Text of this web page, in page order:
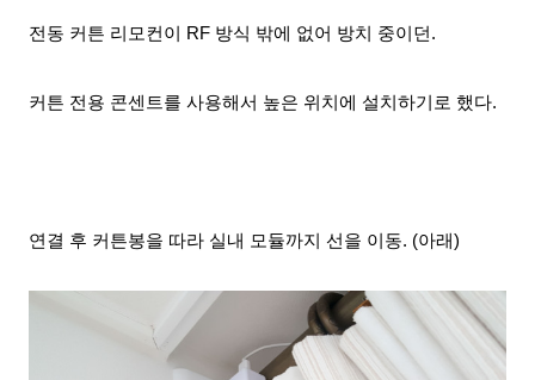
전동 커튼 리모컨이 RF 방식 밖에 없어 방치 중이던.
커튼 전용 콘센트를 사용해서 높은 위치에 설치하기로 했다.
연결 후 커튼봉을 따라 실내 모듈까지 선을 이동. (아래)